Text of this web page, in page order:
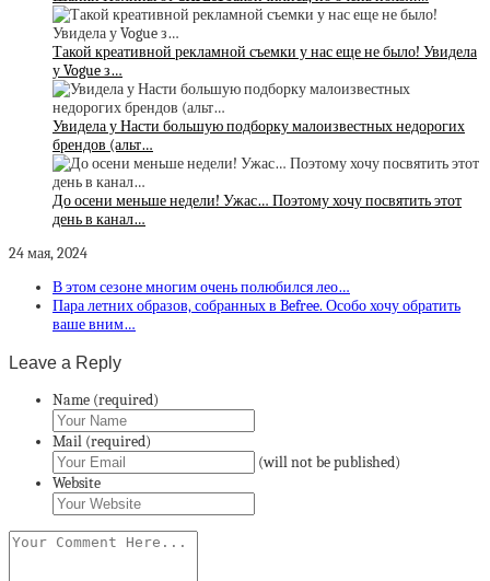
Такой креативной рекламной съемки у нас еще не было! Увидела
у Vogue з…
Увидела у Насти большую подборку малоизвестных недорогих
брендов (альт…
До осени меньше недели! Ужас… Поэтому хочу посвятить этот
день в канал…
24 мая, 2024
В этом сезоне многим очень полюбился лео…
Пара летних образов, собранных в Befree. Особо хочу обратить
ваше вним…
Leave a Reply
Name (required)
Mail (required)
(will not be published)
Website